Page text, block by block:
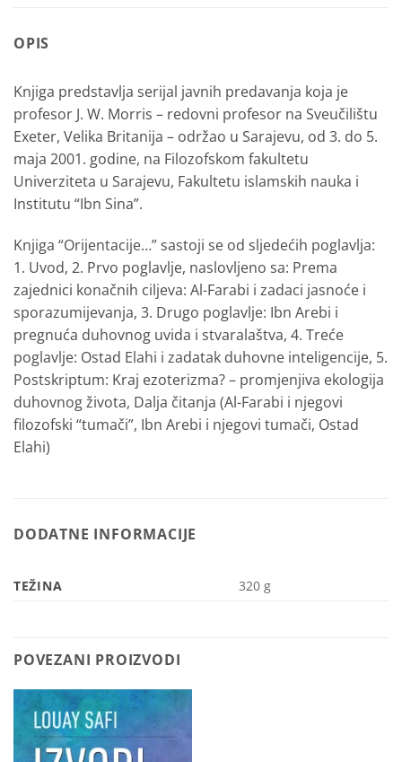
OPIS
Knjiga predstavlja serijal javnih predavanja koja je
profesor J. W. Morris – redovni profesor na Sveučilištu
Exeter, Velika Britanija – održao u Sarajevu, od 3. do 5.
maja 2001. godine, na Filozofskom fakultetu
Univerziteta u Sarajevu, Fakultetu islamskih nauka i
Institutu “Ibn Sina”.
Knjiga “Orijentacije…” sastoji se od sljedećih poglavlja:
1. Uvod, 2. Prvo poglavlje, naslovljeno sa: Prema
zajednici konačnih ciljeva: Al-Farabi i zadaci jasnoće i
sporazumijevanja, 3. Drugo poglavlje: Ibn Arebi i
pregnuća duhovnog uvida i stvaralaštva, 4. Treće
poglavlje: Ostad Elahi i zadatak duhovne inteligencije, 5.
Postskriptum: Kraj ezoterizma? – promjenjiva ekologija
duhovnog života, Dalja čitanja (Al-Farabi i njegovi
filozofski “tumači”, Ibn Arebi i njegovi tumači, Ostad
Elahi)
DODATNE INFORMACIJE
TEŽINA 320 g
POVEZANI PROIZVODI